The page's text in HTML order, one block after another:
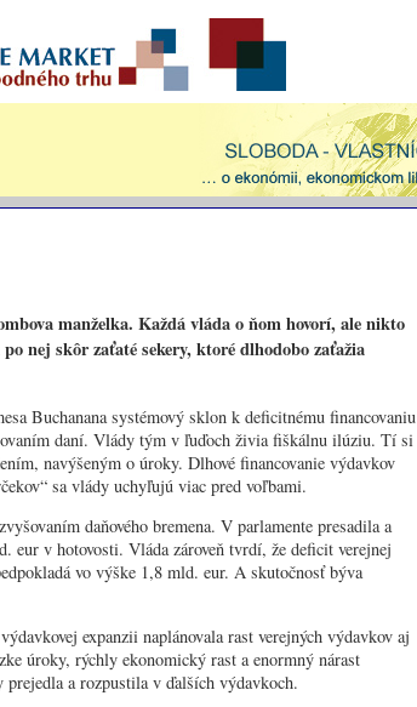
manželka. Každá vláda o ňom hovorí, ale nikto
nej skôr zaťaté sekery, ktoré dlhodobo zaťažia
Buchanana systémový sklon k deficitnému financovaniu
daní. Vlády tým v ľuďoch živia fiškálnu ilúziu. Tí si
navýšeným o úroky. Dlhové financovanie výdavkov
sa vlády uchyľujú viac pred voľbami.
daňového bremena. V parlamente presadila a
eur v hotovosti. Vláda zároveň tvrdí, že deficit verejnej
vo výške 1,8 mld. eur. A skutočnosť býva
expanzii naplánovala rast verejných výdavkov aj
úroky, rýchly ekonomický rast a enormný nárast
a rozpustila v ďalších výdavkoch.